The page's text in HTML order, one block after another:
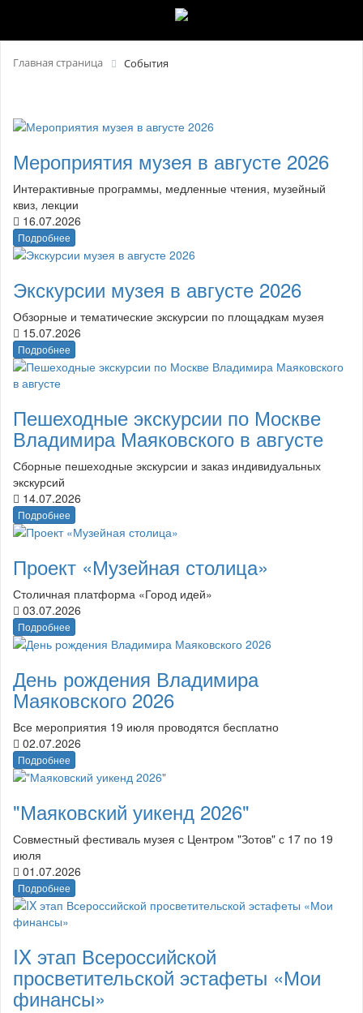
Главная страница События
Мероприятия музея в августе 2026
Интерактивные программы, медленные чтения, музейный
квиз, лекции
16.07.2026
Подробнее
Экскурсии музея в августе 2026
Обзорные и тематические экскурсии по площадкам музея
15.07.2026
Подробнее
Пешеходные экскурсии по Москве
Владимира Маяковского в августе
Сборные пешеходные экскурсии и заказ индивидуальных
экскурсий
14.07.2026
Подробнее
Проект «Музейная столица»
Столичная платформа «Город идей»
03.07.2026
Подробнее
День рождения Владимира
Маяковского 2026
Все мероприятия 19 июля проводятся бесплатно
02.07.2026
Подробнее
"Маяковский уикенд 2026"
Совместный фестиваль музея с Центром "Зотов" с 17 по 19
июля
01.07.2026
Подробнее
IX этап Всероссийской
просветительской эстафеты «Мои
финансы»